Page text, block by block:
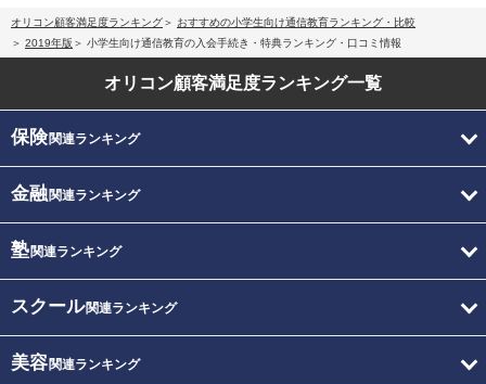
オリコン顧客満足度ランキング
おすすめの小学生向け通信教育ランキング・比較
2019年版
小学生向け通信教育の入会手続き・特典ランキング・口コミ情報
オリコン顧客満足度ランキング一覧
保険関連ランキング
金融関連ランキング
塾関連ランキング
スクール関連ランキング
美容関連ランキング